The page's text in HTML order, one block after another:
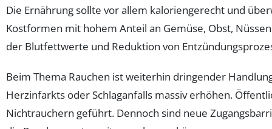
Die Ernährung sollte vor allem kaloriengerecht und
Kostformen mit hohem Anteil an Gemüse, Obst,
der Blutfettwerte und Reduktion von
Beim Thema Rauchen ist weiterhin dringender
Herzinfarkts oder Schlaganfalls massiv erhöhen.
Nichtrauchern geführt. Dennoch sind neue